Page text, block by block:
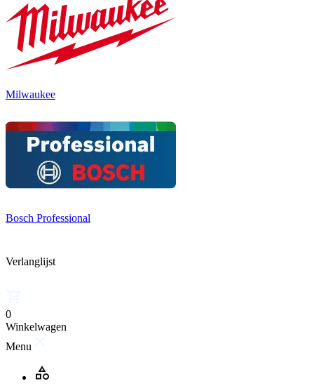
Milwaukee
Bosch Professional
Verlanglijst
0
Winkelwagen
Menu